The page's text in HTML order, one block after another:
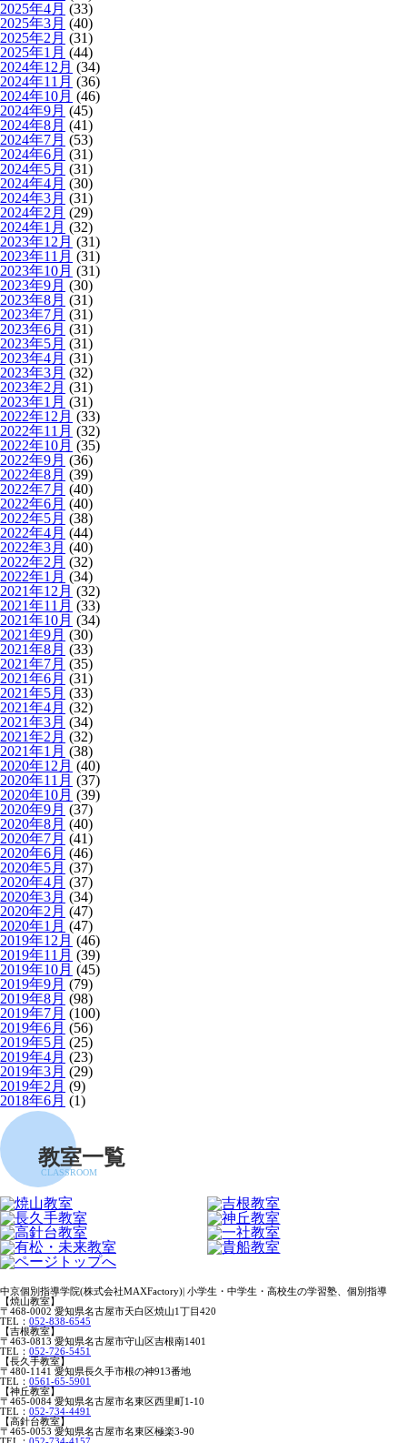
2025年4月 (33)
2025年3月 (40)
2025年2月 (31)
2025年1月 (44)
2024年12月 (34)
2024年11月 (36)
2024年10月 (46)
2024年9月 (45)
2024年8月 (41)
2024年7月 (53)
2024年6月 (31)
2024年5月 (31)
2024年4月 (30)
2024年3月 (31)
2024年2月 (29)
2024年1月 (32)
2023年12月 (31)
2023年11月 (31)
2023年10月 (31)
2023年9月 (30)
2023年8月 (31)
2023年7月 (31)
2023年6月 (31)
2023年5月 (31)
2023年4月 (31)
2023年3月 (32)
2023年2月 (31)
2023年1月 (31)
2022年12月 (33)
2022年11月 (32)
2022年10月 (35)
2022年9月 (36)
2022年8月 (39)
2022年7月 (40)
2022年6月 (40)
2022年5月 (38)
2022年4月 (44)
2022年3月 (40)
2022年2月 (32)
2022年1月 (34)
2021年12月 (32)
2021年11月 (33)
2021年10月 (34)
2021年9月 (30)
2021年8月 (33)
2021年7月 (35)
2021年6月 (31)
2021年5月 (33)
2021年4月 (32)
2021年3月 (34)
2021年2月 (32)
2021年1月 (38)
2020年12月 (40)
2020年11月 (37)
2020年10月 (39)
2020年9月 (37)
2020年8月 (40)
2020年7月 (41)
2020年6月 (46)
2020年5月 (37)
2020年4月 (37)
2020年3月 (34)
2020年2月 (47)
2020年1月 (47)
2019年12月 (46)
2019年11月 (39)
2019年10月 (45)
2019年9月 (79)
2019年8月 (98)
2019年7月 (100)
2019年6月 (56)
2019年5月 (25)
2019年4月 (23)
2019年3月 (29)
2019年2月 (9)
2018年6月 (1)
教室一覧
CLASSROOM
中京個別指導学院(株式会社MAXFactory)| 小学生・中学生・高校生の学習塾、個別指導
【焼山教室】
〒468-0002 愛知県名古屋市天白区焼山1丁目420
TEL： 052-838-6545
【吉根教室】
〒463-0813 愛知県名古屋市守山区吉根南1401
TEL： 052-726-5451
【長久手教室】
〒480-1141 愛知県長久手市根の神913番地
TEL： 0561-65-5901
【神丘教室】
〒465-0084 愛知県名古屋市名東区西里町1-10
TEL： 052-734-4491
【高針台教室】
〒465-0053 愛知県名古屋市名東区極楽3-90